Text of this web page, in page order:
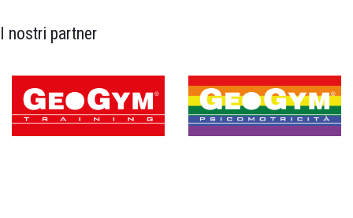
I nostri partner